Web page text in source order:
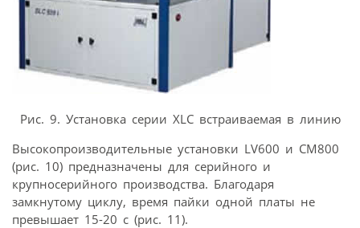
Рис. 9. Установка серии XLC встраиваемая в линию
Высокопроизводительные установки LV600 и CM800
(рис. 10) предназначены для серийного и
крупносерийного производства. Благодаря
замкнутому циклу, время пайки одной платы не
превышает 15-20 с (рис. 11).